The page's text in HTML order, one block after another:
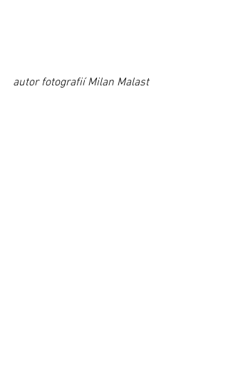
autor fotografií Milan Malast